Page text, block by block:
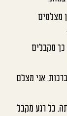
מצלמים
מקבלים
אני מצלם
כל רגע מקבל